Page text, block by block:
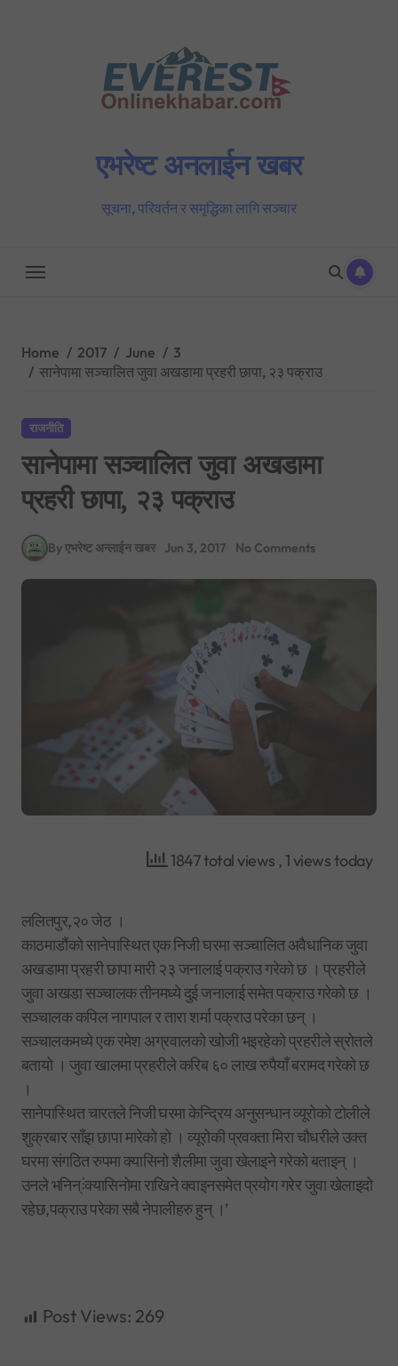
एभरेष्ट अनलाईन खबर
सूचना, परिवर्तन र समृद्धिका लागि सञ्चार
Home 2017 June
3
सानेपामा सञ्चालित जुवा अखडामा प्रहरी छापा, २३ पक्राउ
राजनीति
सानेपामा सञ्चालित जुवा अखडामा
प्रहरी छापा, २३ पक्राउ
By एभरेष्ट अन्लाईन खबर Jun 3, 2017 No Comments
1847 total views , 1 views today
ललितपुर,२० जेठ ।
काठमाडौंको सानेपास्थित एक निजी घरमा सञ्चालित अवैधानिक जुवा
अखडामा प्रहरी छापा मारी २३ जनालाई पक्राउ गरेको छ । प्रहरीले
जुवा अखडा सञ्चालक तीनमध्ये दुई जनालाई समेत पक्राउ गरेको छ ।
सञ्चालक कपिल नागपाल र तारा शर्मा पक्राउ परेका छन् ।
सञ्चालकमध्ये एक रमेश अग्रवालको खोजी भइरहेको प्रहरीले स्रोतले
बतायो । जुवा खालमा प्रहरीले करिब ६० लाख रुपैयाँ बरामद गरेको छ
।
सानेपास्थित चारतले निजी घरमा केन्द्रिय अनुसन्धान व्यूरोको टोलीले
शुक्रबार साँझ छापा मारेको हो । व्यूरोकी प्रवक्ता मिरा चौधरीले उक्त
घरमा संगठित रुपमा क्यासिनो शैलीमा जुवा खेलाइने गरेको बताइन् ।
उनले भनिन्ःंक्यासिनोमा राखिने क्वाइनसमेत प्रयोग गरेर जुवा खेलाइदो
रहेछ,पक्राउ परेका सबै नेपालीहरु हुन् ।’
Post Views: 269